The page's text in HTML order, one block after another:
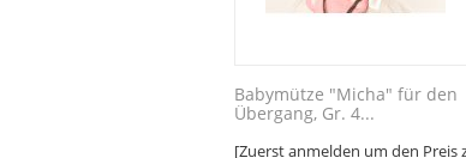
Babymütze "Micha" für den
Übergang, Gr. 4...
[Zuerst anmelden um den Preis